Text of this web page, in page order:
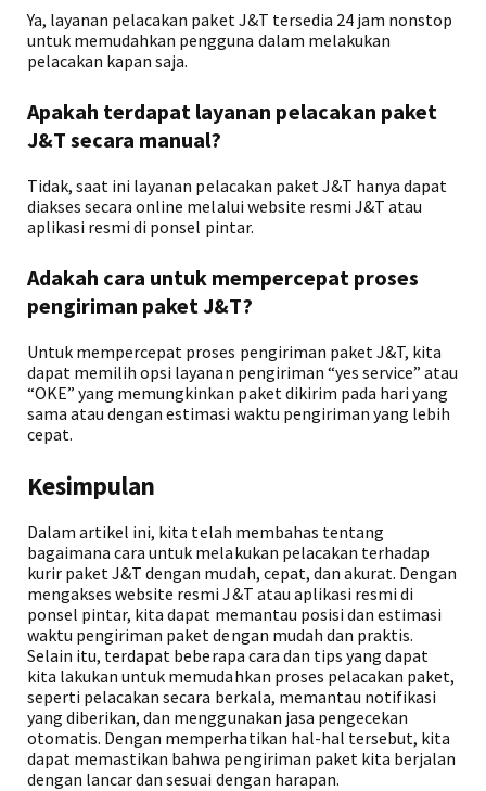
Ya, layanan pelacakan paket J&T tersedia 24 jam nonstop
untuk memudahkan pengguna dalam melakukan
pelacakan kapan saja.
Apakah terdapat layanan pelacakan paket
J&T secara manual?
Tidak, saat ini layanan pelacakan paket J&T hanya dapat
diakses secara online melalui website resmi J&T atau
aplikasi resmi di ponsel pintar.
Adakah cara untuk mempercepat proses
pengiriman paket J&T?
Untuk mempercepat proses pengiriman paket J&T, kita
dapat memilih opsi layanan pengiriman “yes service” atau
“OKE” yang memungkinkan paket dikirim pada hari yang
sama atau dengan estimasi waktu pengiriman yang lebih
cepat.
Kesimpulan
Dalam artikel ini, kita telah membahas tentang
bagaimana cara untuk melakukan pelacakan terhadap
kurir paket J&T dengan mudah, cepat, dan akurat. Dengan
mengakses website resmi J&T atau aplikasi resmi di
ponsel pintar, kita dapat memantau posisi dan estimasi
waktu pengiriman paket dengan mudah dan praktis.
Selain itu, terdapat beberapa cara dan tips yang dapat
kita lakukan untuk memudahkan proses pelacakan paket,
seperti pelacakan secara berkala, memantau notifikasi
yang diberikan, dan menggunakan jasa pengecekan
otomatis. Dengan memperhatikan hal-hal tersebut, kita
dapat memastikan bahwa pengiriman paket kita berjalan
dengan lancar dan sesuai dengan harapan.